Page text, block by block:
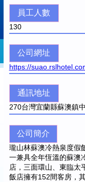
員工人數
130
公司網址
https://
通訊地址
270台灣宜蘭縣蘇澳鎮
公司簡介
瓏山林蘇澳冷熱泉度假
一兼具全年恆溫的蘇澳
店，三面環山、東臨太
飯店擁有152間客房，